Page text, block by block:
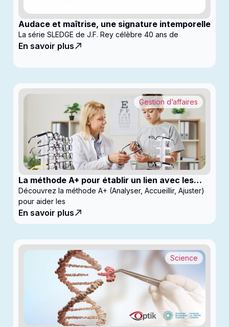
Audace et maîtrise, une signature intemporelle
La série SLEDGE de J.F. Rey célèbre 40 ans de
En savoir plus
La méthode A+ pour établir un lien avec les
enfants en clinique
Gestion d’affaires
Découvrez la méthode A+ (Analyser, Accueillir, Ajuster)
pour aider les
En savoir plus
Science